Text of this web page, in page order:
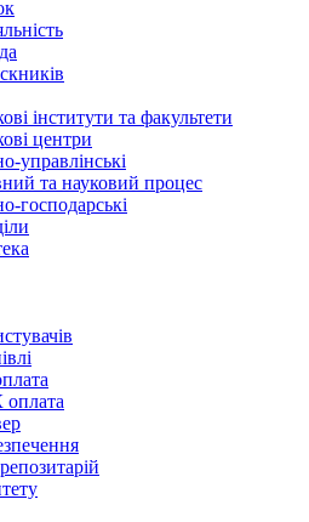
інститути та факультети
центри
управлінські
та науковий процес
господарські